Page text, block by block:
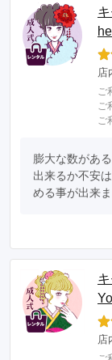
店
ご
ご
ご
膨大な数があ
出来るか不安
める事が出来
店